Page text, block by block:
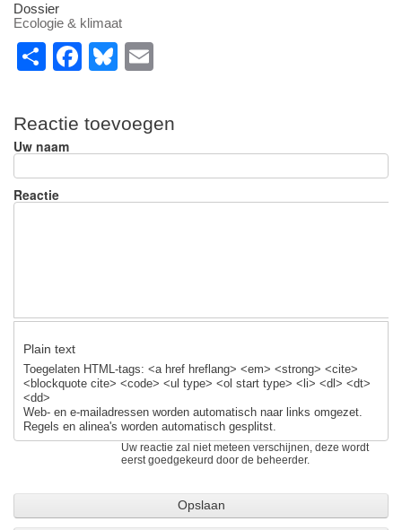
Dossier
Ecologie & klimaat
S
ar
e
F
c
e
o
Bl
sk
Reactie toevoegen
Uw naam
Reactie
Plain text
Toegelaten HTML-tags: <a href hreflang> <em> <strong> <cite>
<blockquote cite> <code> <ul type> <ol start type> <li> <dl> <dt>
<dd>
Web- en e-mailadressen worden automatisch naar links omgezet.
Regels en alinea's worden automatisch gesplitst.
Uw reactie zal niet meteen verschijnen, deze wordt
eerst goedgekeurd door de beheerder.